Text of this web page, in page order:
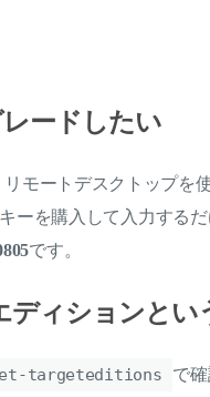
レードしたい
モートデスクトップを
ーを購入して入力するだ
です。
ディションとい
targeteditions
で